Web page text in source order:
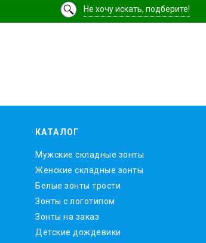
Не хочу искать, подберите!
КАТАЛОГ
Мужские складные зонты
Женские складные зонты
Белые зонты трости
Зонты с логотипом
Зонты на заказ
Детские дождевики